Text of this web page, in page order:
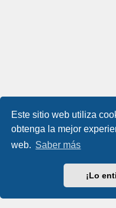
Este sitio web utiliza
obtenga la mejor
web. Saber más
¡Lo